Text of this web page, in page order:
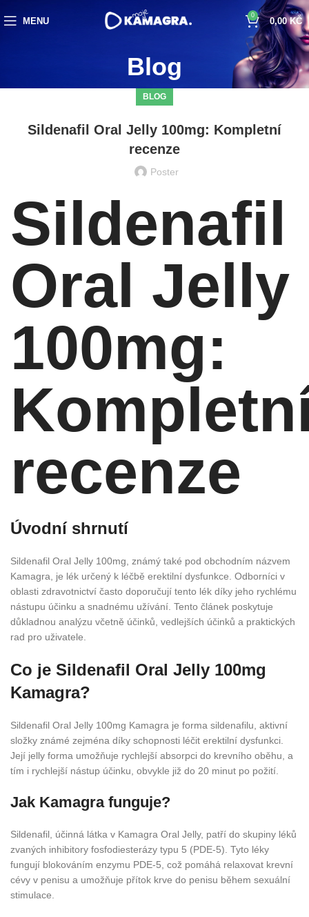
MENU
0
0,00KČ
Blog
BLOG
Sildenafil Oral Jelly 100mg: Kompletní
recenze
Poster
Sildenafil
Oral Jelly
100mg:
recenze
Úvodní shrnutí
Sildenafil Oral Jelly 100mg, známý také pod obchodním názvem
Kamagra, je lék určený k léčbě erektilní dysfunkce. Odborníci v
oblasti zdravotnictví často doporučují tento lék díky jeho rychlému
nástupu účinku a snadnému užívání. Tento článek poskytuje
důkladnou analýzu včetně účinků, vedlejších účinků a praktických
rad pro uživatele.
Co je Sildenafil Oral Jelly 100mg
Kamagra?
Sildenafil Oral Jelly 100mg Kamagra je forma sildenafilu, aktivní
složky známé zejména díky schopnosti léčit erektilní dysfunkci.
Její jelly forma umožňuje rychlejší absorpci do krevního oběhu, a
tím i rychlejší nástup účinku, obvykle již do 20 minut po požití.
Jak Kamagra funguje?
Sildenafil, účinná látka v Kamagra Oral Jelly, patří do skupiny léků
zvaných inhibitory fosfodiesterázy typu 5 (PDE-5). Tyto léky
fungují blokováním enzymu PDE-5, což pomáhá relaxovat krevní
cévy v penisu a umožňuje přítok krve do penisu během sexuální
stimulace.